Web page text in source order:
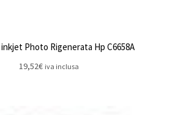
Photo Rigenerata Hp C6658A
19,52€ iva inclusa